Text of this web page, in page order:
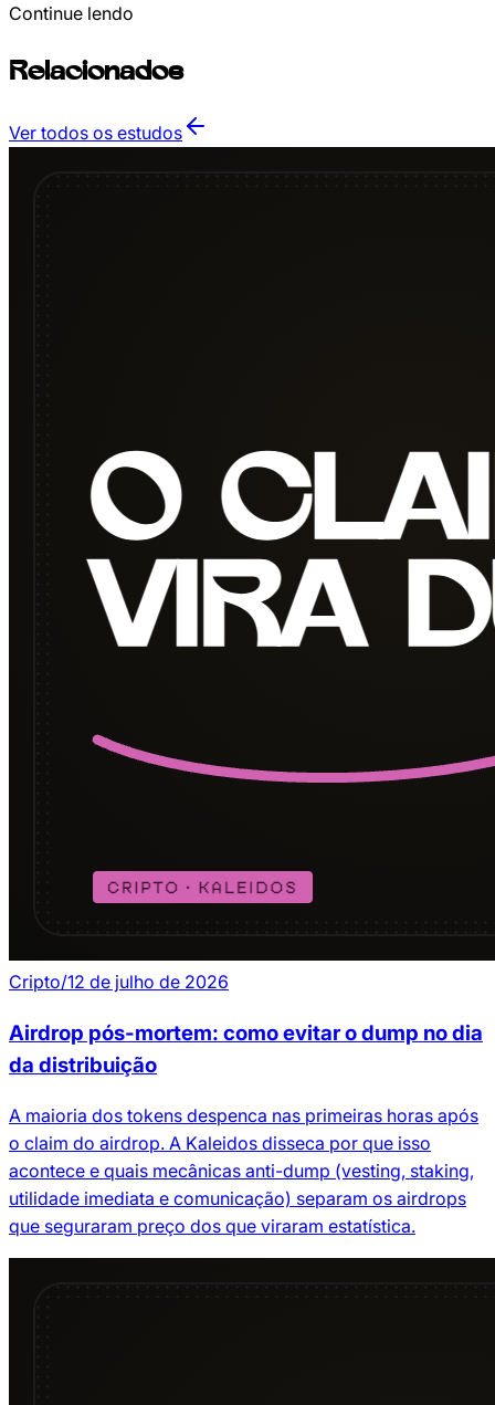
Continue lendo
Relacionados
Ver todos os estudos
Cripto/12 de julho de 2026
Airdrop pós-mortem: como evitar o dump no dia
da distribuição
A maioria dos tokens despenca nas primeiras horas após
o claim do airdrop. A Kaleidos disseca por que isso
acontece e quais mecânicas anti-dump (vesting, staking,
utilidade imediata e comunicação) separam os airdrops
que seguraram preço dos que viraram estatística.